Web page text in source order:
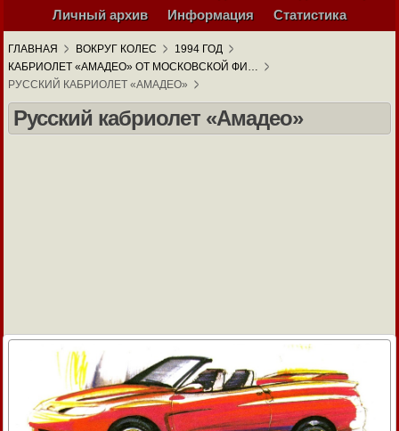
Личный архив
Информация Статистика
ГЛАВНАЯ ВОКРУГ КОЛЕС
1994 ГОД
КАБРИОЛЕТ «АМАДЕО» ОТ МОСКОВСКОЙ ФИ…
РУССКИЙ КАБРИОЛЕТ «АМАДЕО»
Русский кабриолет «Амадео»